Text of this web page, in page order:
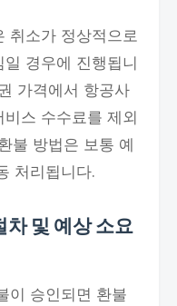
취소가 정상적으로
경우에 진행됩니
가격에서 항공사
스 수수료를 제외
불 방법은 보통 예
처리됩니다.
및 예상 소요
이 승인되면 환불